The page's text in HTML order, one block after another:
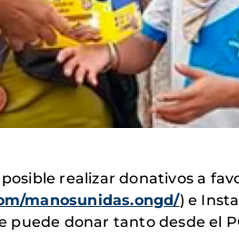
realizar donativos a
manosunidas.ongd/) e
puede donar tanto desde el